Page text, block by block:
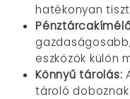
hatékonyan
eszközök külön
Könnyű tárolás:
tároló